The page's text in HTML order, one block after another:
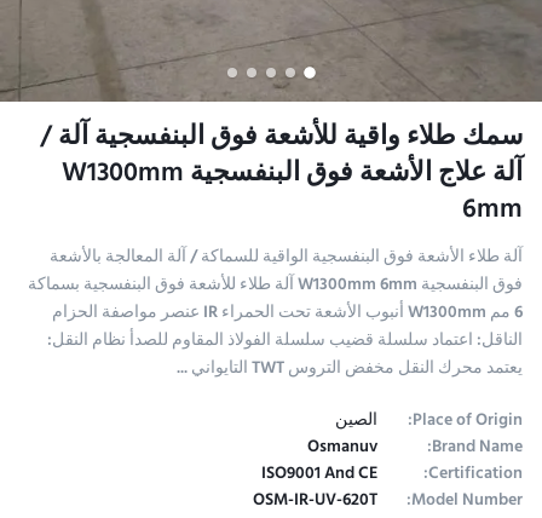
سمك طلاء واقية للأشعة فوق البنفسجية آلة /
آلة علاج الأشعة فوق البنفسجية W1300mm
6mm
آلة طلاء الأشعة فوق البنفسجية الواقية للسماكة / آلة المعالجة بالأشعة
فوق البنفسجية W1300mm 6mm آلة طلاء للأشعة فوق البنفسجية بسماكة
6 مم W1300mm أنبوب الأشعة تحت الحمراء IR عنصر مواصفة الحزام
الناقل: اعتماد سلسلة قضيب سلسلة الفولاذ المقاوم للصدأ نظام النقل:
يعتمد محرك النقل مخفض التروس TWT التايواني ...
Place of Origin:
الصين
Brand Name:
Osmanuv
Certification:
ISO9001 And CE
Model Number:
OSM-IR-UV-620T